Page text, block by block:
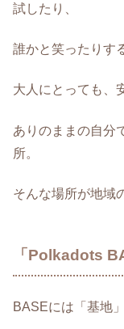
試したり、
誰かと笑ったりす
大人にとっても、
ありのままの自分
所。
そんな場所が地域
「Polkadots
BASEには「基地